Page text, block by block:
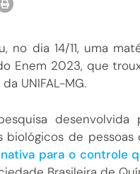
no dia 14/11, uma
Enem 2023, que
UNIFAL-MG.
de
para o controle